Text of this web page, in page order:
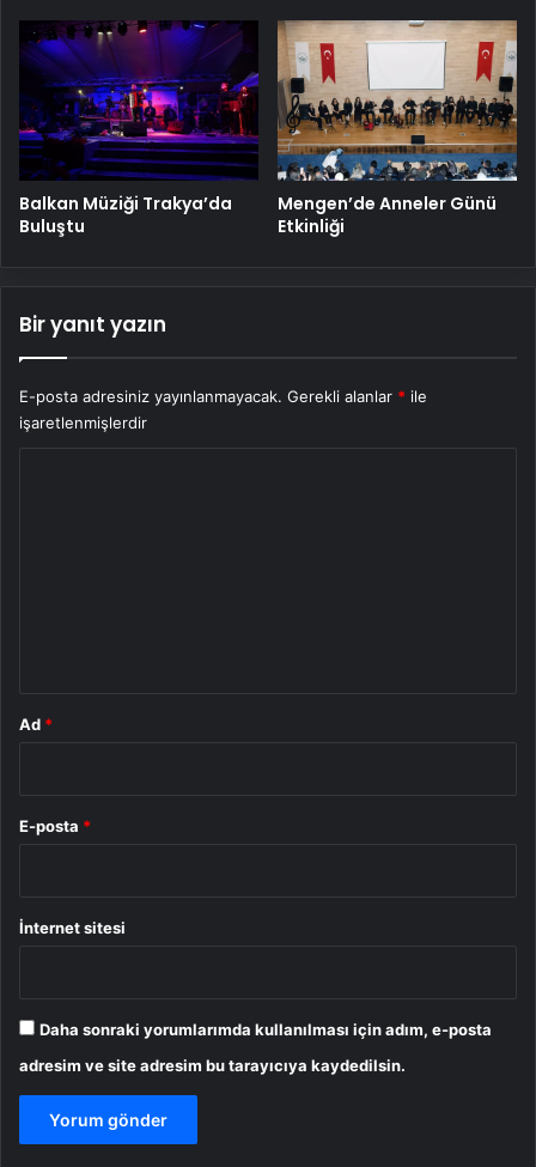
Balkan Müziği Trakya’da
Buluştu
Mengen’de Anneler Günü
Etkinliği
Bir yanıt yazın
E-posta adresiniz yayınlanmayacak. Gerekli alanlar * ile
işaretlenmişlerdir
Ad *
E-posta *
İnternet sitesi
Daha sonraki yorumlarımda kullanılması için adım, e-posta
adresim ve site adresim bu tarayıcıya kaydedilsin.